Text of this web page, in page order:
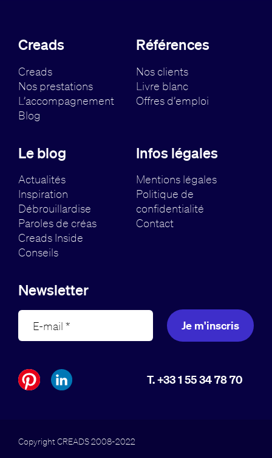
Creads
Creads
Nos prestations
L’accompagnement
Blog
Références
Nos clients
Livre blanc
Offres d’emploi
Le blog
Actualités
Inspiration
Débrouillardise
Paroles de créas
Creads Inside
Conseils
Infos légales
Mentions légales
Politique de
confidentialité
Contact
Newsletter
Je m'inscris
T. +33 1 55 34 78 70
Copyright CREADS 2008-2022